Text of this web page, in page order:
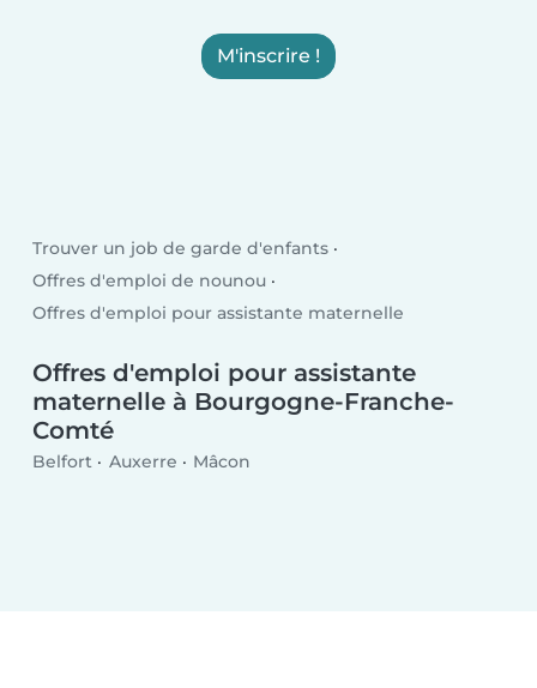
M'inscrire !
Trouver un job de garde d'enfants
Offres d'emploi de nounou
Offres d'emploi pour assistante maternelle
Offres d'emploi pour assistante
maternelle à Bourgogne-Franche-
Comté
Belfort Auxerre Mâcon